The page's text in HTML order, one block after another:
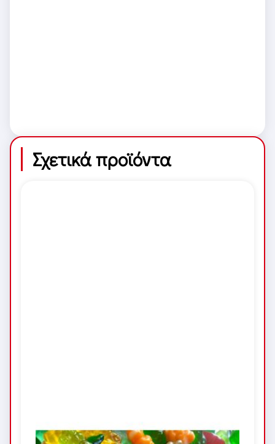
Σχετικά προϊόντα